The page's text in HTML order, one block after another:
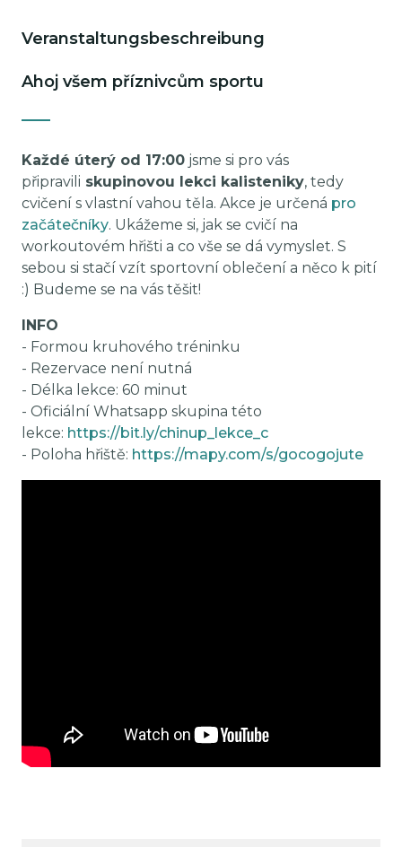
Veranstaltungsbeschreibung
Ahoj všem příznivcům sportu
Každé úterý od 17:00 jsme si pro vás
připravili skupinovou lekci kalisteniky, tedy
cvičení s vlastní vahou těla. Akce je určená pro
začátečníky. Ukážeme si, jak se cvičí na
workoutovém hřišti a co vše se dá vymyslet. S
sebou si stačí vzít sportovní oblečení a něco k pití
:) Budeme se na vás těšit!
INFO
- Formou kruhového tréninku
- Rezervace není nutná
- Délka lekce: 60 minut
- Oficiální Whatsapp skupina této
lekce: https://bit.ly/chinup_lekce_c
- Poloha hřiště: https://mapy.com/s/gocogojute